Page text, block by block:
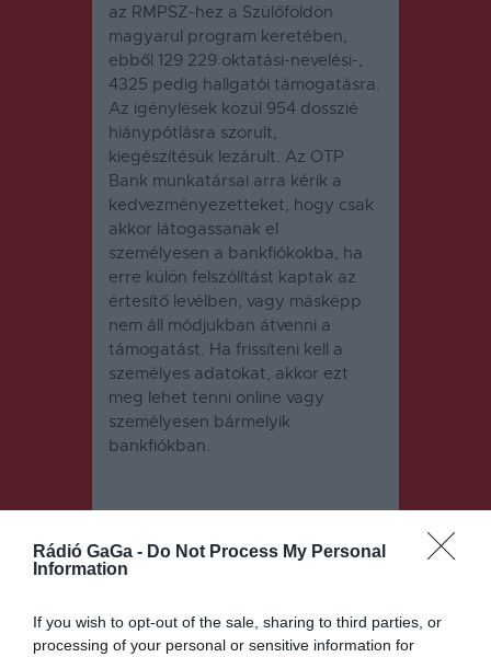
Rádió GaGa - Do Not Process My Personal
Information
If you wish to opt-out of the sale, sharing to third parties, or
processing of your personal or sensitive information for
az RMPSZ-hez a Szülőföldön
magyarul program keretében,
ebből 129 229 oktatási-nevelési-,
4325 pedig hallgatói támogatásra.
Az igénylések közül 954 dosszié
hiánypótlásra szorult,
kiegészítésük lezárult. Az OTP
Bank munkatársai arra kérik a
kedvezményezetteket, hogy csak
akkor látogassanak el
személyesen a bankfiókokba, ha
erre külön felszólítást kaptak az
értesítő levélben, vagy másképp
nem áll módjukban átvenni a
támogatást. Ha frissíteni kell a
személyes adatokat, akkor ezt
meg lehet tenni online vagy
személyesen bármelyik
bankfiókban.
Bejegyzés
ELŐZŐ
BEJEGYZÉS
KÖVETKEZŐ
BEJEGYZÉS